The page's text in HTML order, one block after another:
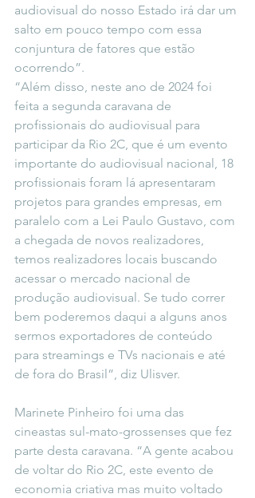
audiovisual do nosso Estado irá dar um
salto em pouco tempo com essa
conjuntura de fatores que estão
ocorrendo”.
“Além disso, neste ano de 2024 foi
feita a segunda caravana de
profissionais do audiovisual para
participar da Rio 2C, que é um evento
importante do audiovisual nacional, 18
profissionais foram lá apresentaram
projetos para grandes empresas, em
paralelo com a Lei Paulo Gustavo, com
a chegada de novos realizadores,
temos realizadores locais buscando
acessar o mercado nacional de
produção audiovisual. Se tudo correr
bem poderemos daqui a alguns anos
sermos exportadores de conteúdo
para streamings e TVs nacionais e até
de fora do Brasil”, diz Ulisver.
Marinete Pinheiro foi uma das
cineastas sul-mato-grossenses que fez
parte desta caravana. “A gente acabou
de voltar do Rio 2C, este evento de
economia criativa mas muito voltado